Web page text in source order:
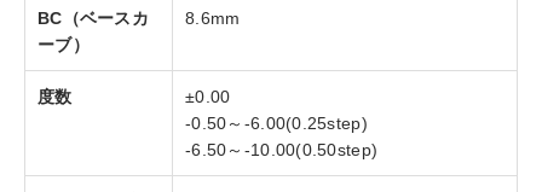
BC（ベースカ
ーブ）
8.6mm
度数
±0.00
-0.50～-6.00(0.25step)
-6.50～-10.00(0.50step)